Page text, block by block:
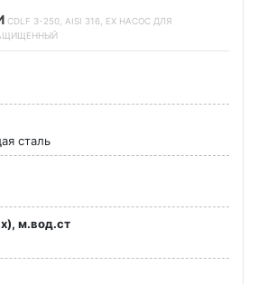
CDLF 3-250, AISI 316, EX НАСОС ДЛЯ
сталь
м.вод.ст